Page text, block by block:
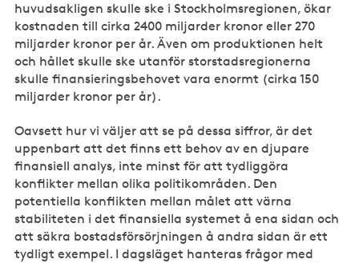
huvudsakligen skulle ske i Stockholmsregionen, ökar
kostnaden till cirka 2400 miljarder kronor eller 270
miljarder kronor per år. Även om produktionen helt
och hållet skulle ske utanför storstadsregionerna
skulle finansieringsbehovet vara enormt (cirka 150
miljarder kronor per år).
Oavsett hur vi väljer att se på dessa siffror, är det
uppenbart att det finns ett behov av en djupare
finansiell analys, inte minst för att tydliggöra
konflikter mellan olika politikområden. Den
potentiella konflikten mellan målet att värna
stabiliteten i det finansiella systemet å ena sidan och
att säkra bostadsförsörjningen å andra sidan är ett
tydligt exempel. I dagsläget hanteras frågor med